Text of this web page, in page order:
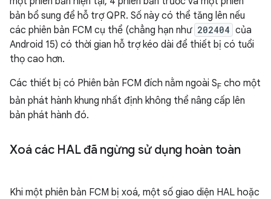
bản bổ sung để hỗ trợ QPR. Số này có thể tăng lên nếu
các phiên bản FCM cụ thể (chẳng hạn như 202404 của
Android 15) có thời gian hỗ trợ kéo dài để thiết bị có tuổi
thọ cao hơn.
Các thiết bị có Phiên bản FCM đích nằm ngoài SF cho một
bản phát hành khung nhất định không thể nâng cấp lên
bản phát hành đó.
Xoá các HAL đã ngừng sử dụng hoàn toàn
Khi một phiên bản FCM bị xoá, một số giao diện HAL hoặc